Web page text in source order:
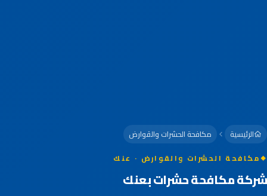
الرئيسية مكافحة الحشرات والقوارض
مكافحة الحشرات والقوارض · عنك
شركة مكافحة حشرات بعنك